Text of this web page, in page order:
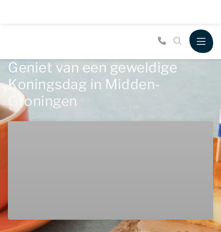
Geniet van een geweldige
Koningsdag in Midden-
Groningen